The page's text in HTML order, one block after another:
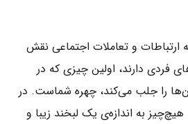
ارتباطات و تعاملات اجتماعی نقش
فردی دارند، اولین چیزی که در
را جلب می‌کند، چهره شماست. در
به اندازه‌ی یک لبخند زیبا و